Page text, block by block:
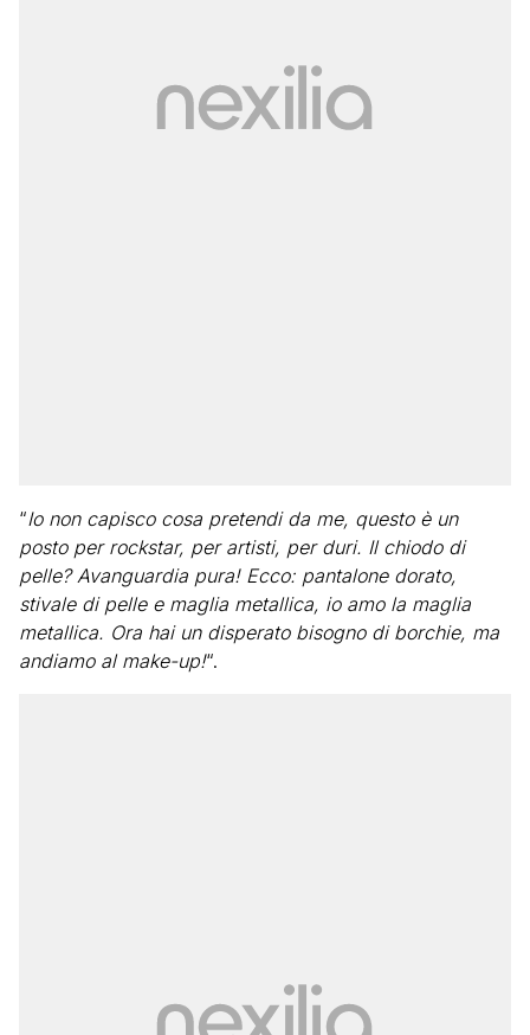
“Io non capisco cosa pretendi da me, questo è un
posto per rockstar, per artisti, per duri. Il chiodo di
pelle? Avanguardia pura! Ecco: pantalone dorato,
stivale di pelle e maglia metallica, io amo la maglia
metallica. Ora hai un disperato bisogno di borchie, ma
andiamo al make-up!“.